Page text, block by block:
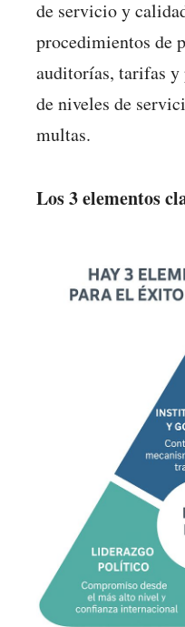
de servicio y
procedimientos de
auditorías, tarifas
de niveles de
multas.
Los 3 elementos